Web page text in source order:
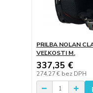
PRILBA NOLAN
VEĽKOSTI M.
337,35 €
274,27 € bez DPH